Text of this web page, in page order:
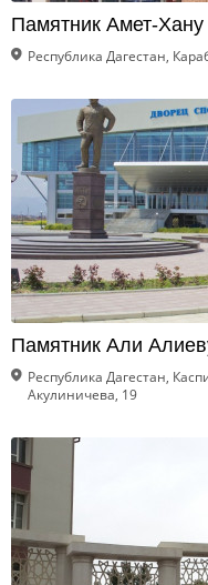
Памятник Амет-
Республика Дагестан,
Памятник Али
Республика Дагестан,
Акулиничева, 19